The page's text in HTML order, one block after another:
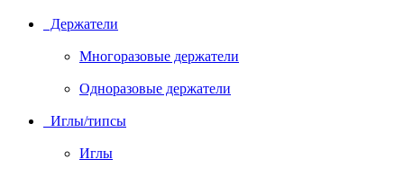
Держатели
Многоразовые держатели
Одноразовые держатели
Иглы/типсы
Иглы